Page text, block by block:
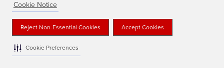
Cookie Notice
Reject Non-Essential Cookies Accept Cookies
Cookie Preferences